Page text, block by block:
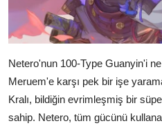
Netero'nun 100-Type Guanyin'i
Meruem'e karşı pek bir işe
Kralı, bildiğin evrimleşmiş bir
sahip. Netero, tüm gücünü